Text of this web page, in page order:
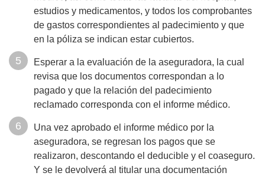
estudios y medicamentos, y todos los comprobantes
de gastos correspondientes al padecimiento y que
en la póliza se indican estar cubiertos.
Esperar a la evaluación de la aseguradora, la cual
revisa que los documentos correspondan a lo
pagado y que la relación del padecimiento
reclamado corresponda con el informe médico.
Una vez aprobado el informe médico por la
aseguradora, se regresan los pagos que se
realizaron, descontando el deducible y el coaseguro.
Y se le devolverá al titular una documentación